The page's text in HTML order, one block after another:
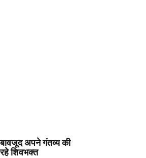
अपने गंतव्य की
शिवभक्त